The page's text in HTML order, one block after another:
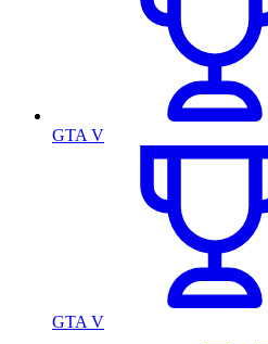
GTA V
GTA V